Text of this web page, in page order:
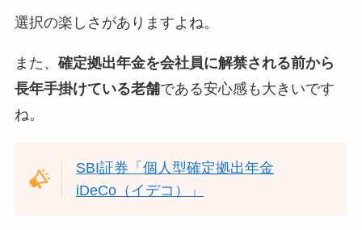
選択の楽しさがありますよね。
また、 確定拠出年金を会社員に解禁される前から
長年手掛けている老舗である安心感も大きいです
ね。
SBI証券「個人型確定拠出年金
iDeCo（イデコ）」